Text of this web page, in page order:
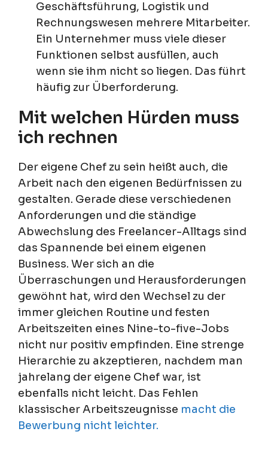
Geschäftsführung, Logistik und
Rechnungswesen mehrere Mitarbeiter.
Ein Unternehmer muss viele dieser
Funktionen selbst ausfüllen, auch
wenn sie ihm nicht so liegen. Das führt
häufig zur Überforderung.
Mit welchen Hürden muss
ich rechnen
Der eigene Chef zu sein heißt auch, die
Arbeit nach den eigenen Bedürfnissen zu
gestalten. Gerade diese verschiedenen
Anforderungen und die ständige
Abwechslung des Freelancer-Alltags sind
das Spannende bei einem eigenen
Business. Wer sich an die
Überraschungen und Herausforderungen
gewöhnt hat, wird den Wechsel zu der
immer gleichen Routine und festen
Arbeitszeiten eines Nine-to-five-Jobs
nicht nur positiv empfinden. Eine strenge
Hierarchie zu akzeptieren, nachdem man
jahrelang der eigene Chef war, ist
ebenfalls nicht leicht. Das Fehlen
klassischer Arbeitszeugnisse macht die
Bewerbung nicht leichter.